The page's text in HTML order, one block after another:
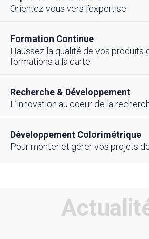
Orientez-vous vers l’expertise
Formation Continue
Haussez la qualité de vos produits
formations à la carte
Recherche & Développement
L’innovation au coeur de la
Développement Colorimétrique
Pour monter et gérer vos projets